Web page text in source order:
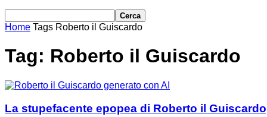
Home Tags Roberto il Guiscardo
Tag: Roberto il Guiscardo
La stupefacente epopea di Roberto il